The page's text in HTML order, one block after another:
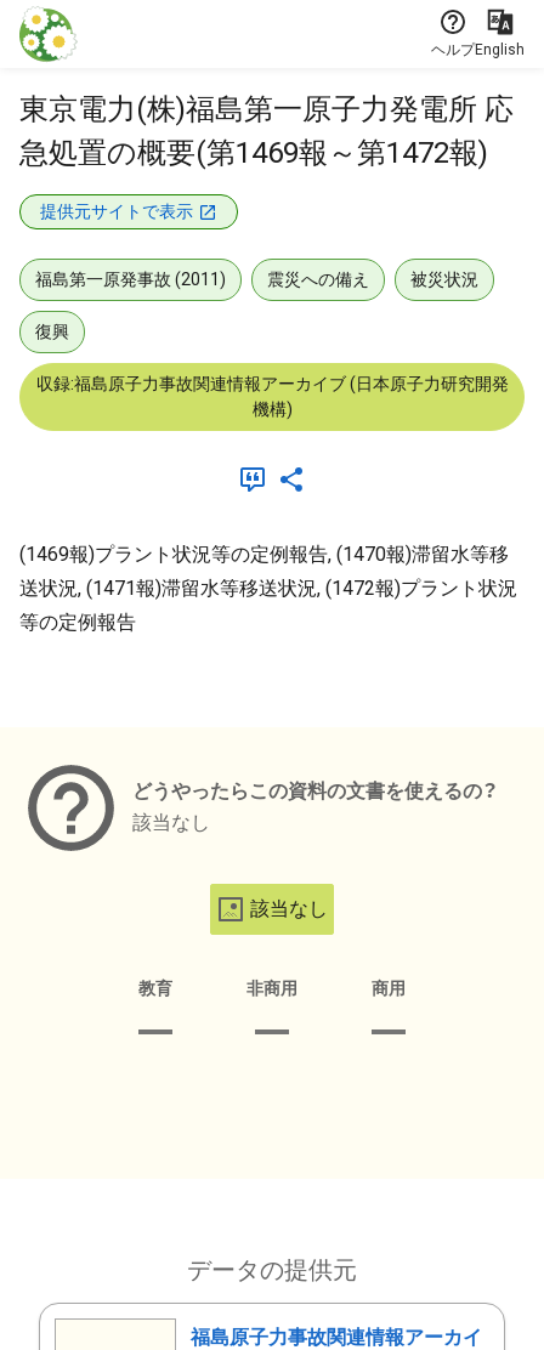
本文に飛ぶ
ヘルプEnglish
東京電力(株)福島第一原子力発電所 応
急処置の概要(第1469報～第1472報)
提供元サイトで表示
福島第一原発事故 (2011) 震災への備え 被災状況
復興
収録:福島原子力事故関連情報アーカイブ (日本原子力研究開発
機構)
(1469報)プラント状況等の定例報告, (1470報)滞留水等移
送状況, (1471報)滞留水等移送状況, (1472報)プラント状況
等の定例報告
どうやったらこの資料の文書を使えるの？
該当なし
該当なし
教育 非商用 商用
データの提供元
福島原子力事故関連情報アーカイ